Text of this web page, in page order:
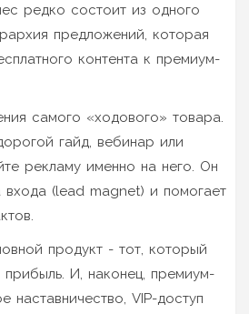
редко состоит из одного
предложений, которая
контента к премиум-
самого «ходового» товара.
гайд, вебинар или
рекламу именно на него. Он
входа (lead magnet) и помогает
продукт - тот, который
И, наконец, премиум-
наставничество, VIP-доступ